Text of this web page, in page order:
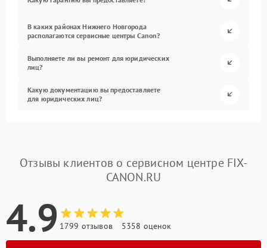
В каких районах Нижнего Новгорода
располагаются сервисные центры Canon?
Выполняете ли вы ремонт для юридических
лиц?
Какую документацию вы предоставляете
для юридических лиц?
Отзывы клиентов о сервисном центре FIX-
CANON.RU
4.9 1799 отзывов 5358 оценок